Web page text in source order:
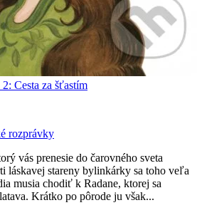
Cesta za šťastím
rozprávky
vás prenesie do čarovného sveta
láskavej stareny bylinkárky sa toho veľa
musia chodiť k Radane, ktorej sa
Krátko po pôrode ju však...